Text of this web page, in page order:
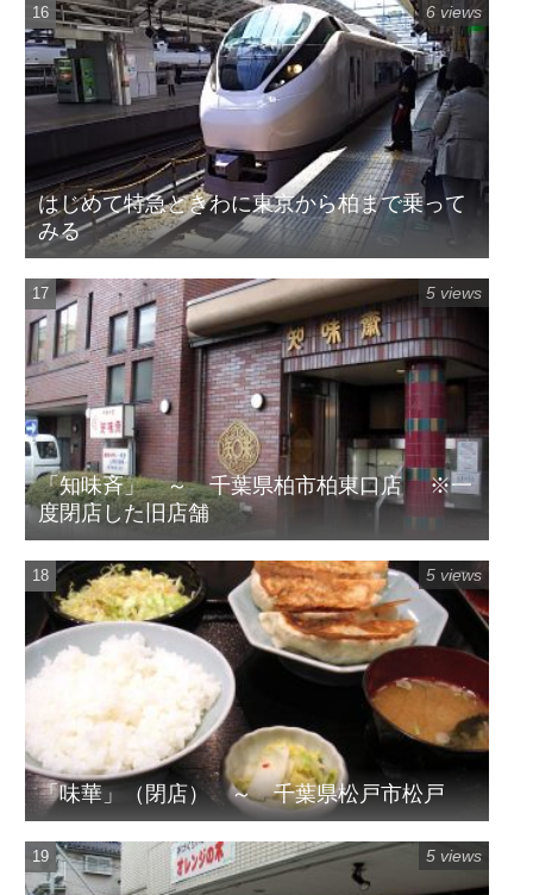
はじめて特急ときわに東京から柏まで乗って
みる
6 views
「知味斉」 ～ 千葉県柏市柏東口店 ※一
度閉店した旧店舗
5 views
「味華」（閉店） ～ 千葉県松戸市松戸
5 views
5 views